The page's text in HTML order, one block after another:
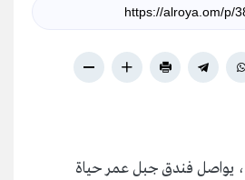
فندق جبل عمر حياة